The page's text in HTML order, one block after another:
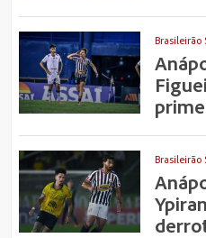
Brasileirão
Brasileirão